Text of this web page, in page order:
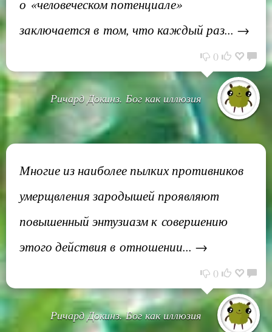
о «человеческом потенциале»
заключается в том, что каждый раз... →
0
Ричард Докинз. Бог как иллюзия
Многие из наиболее пылких противников
умерщвления зародышей проявляют
повышенный энтузиазм к совершению
этого действия в отношении... →
0
Ричард Докинз. Бог как иллюзия